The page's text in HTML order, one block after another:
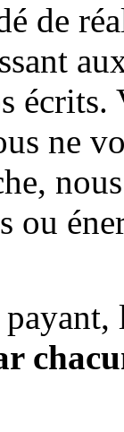
de
écrits.
ne
ou